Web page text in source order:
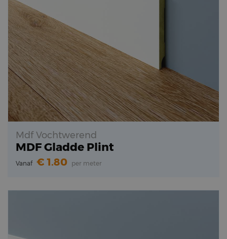
Mdf Vochtwerend
MDF Gladde Plint
Vanaf 1.80 per meter